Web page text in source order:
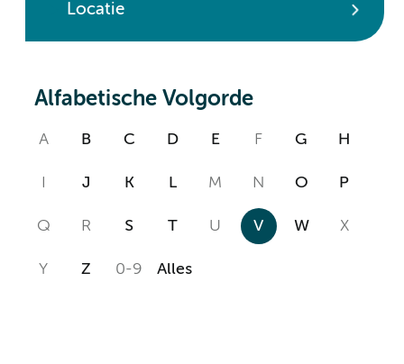
Locatie
Alfabetische Volgorde
A B C D E F G H
J K L M N O P
Q R S T U V W X
Y Z 0-9 Alles